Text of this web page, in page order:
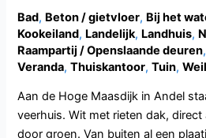
Bad, Beton / gietvloer, Bij het
Kookeiland, Landelijk, Landhuis,
Raampartij / Openslaande deuren
Veranda,Thuiskantoor,Tuin,
Aan de Hoge Maasdijk in Andel
veerhuis. Wit met rieten dak,
door groen. Van buiten al een